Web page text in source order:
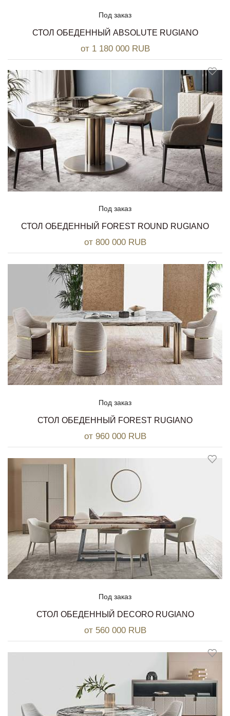
Под заказ
СТОЛ ОБЕДЕННЫЙ ABSOLUTE RUGIANO
от 1 180 000 RUB
Под заказ
СТОЛ ОБЕДЕННЫЙ FOREST ROUND RUGIANO
от 800 000 RUB
Под заказ
СТОЛ ОБЕДЕННЫЙ FOREST RUGIANO
от 960 000 RUB
Под заказ
СТОЛ ОБЕДЕННЫЙ DECORO RUGIANO
от 560 000 RUB